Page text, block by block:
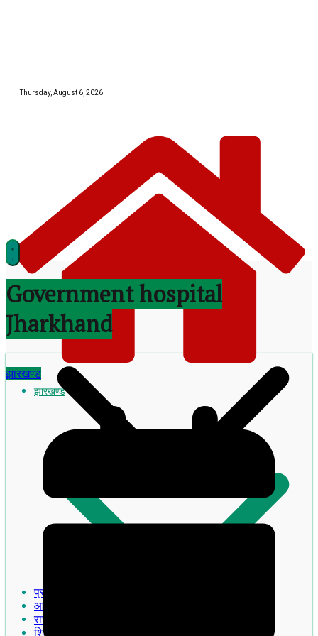
Thursday, August 6, 2026
झारखण्ड
प्रमुख खबरे
आदिवासी
राजनीति
शिक्षा
Government hospital
Jharkhand
झारखण्ड